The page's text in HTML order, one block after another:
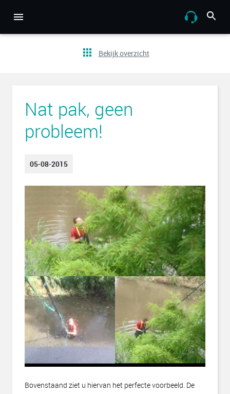
Bekijk overzicht
Nat pak, geen
probleem!
05-08-2015
Bovenstaand ziet u hiervan het perfecte voorbeeld. De